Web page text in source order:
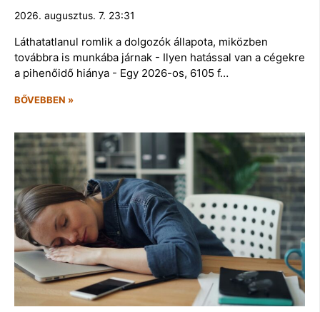
2026. augusztus. 7. 23:31
Láthatatlanul romlik a dolgozók állapota, miközben
továbbra is munkába járnak - Ilyen hatással van a cégekre
a pihenőidő hiánya - Egy 2026-os, 6105 f…
BŐVEBBEN »